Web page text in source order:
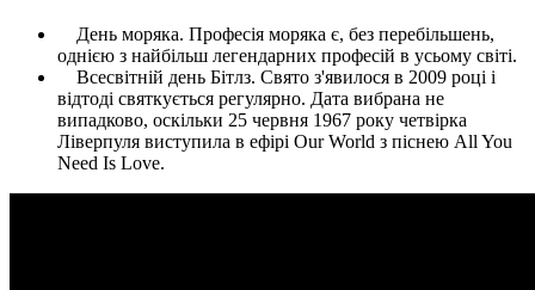
День моряка. Професія моряка є, без перебільшень,
однією з найбільш легендарних професій в усьому світі.
Всесвітній день Бітлз. Свято з'явилося в 2009 році і
відтоді святкується регулярно. Дата вибрана не
випадково, оскільки 25 червня 1967 року четвірка
Ліверпуля виступила в ефірі Our World з піснею All You
Need Is Love.